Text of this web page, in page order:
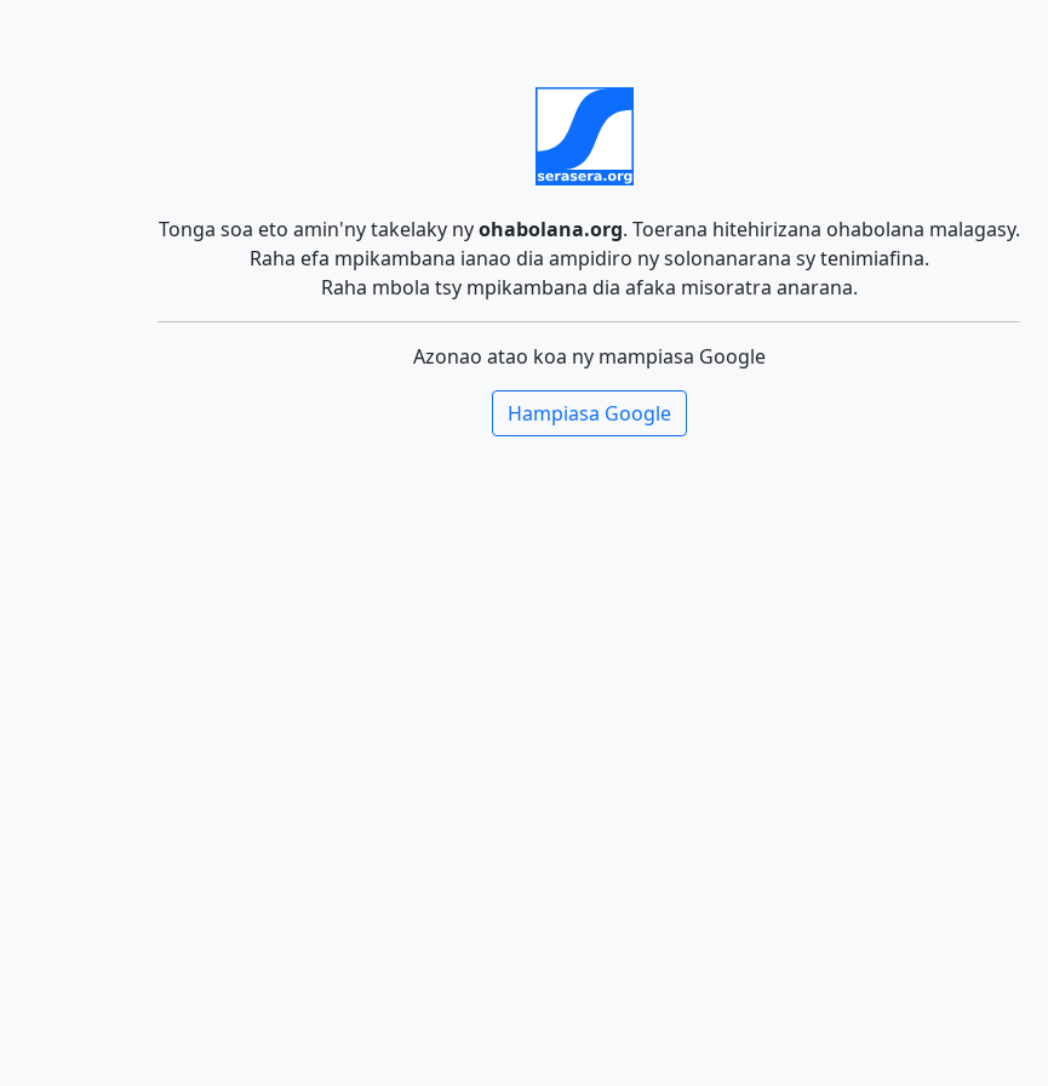
Tonga soa eto amin'ny takelaky nyohabolana.org. Toerana hitehirizana ohabolana malagasy.
Raha efa mpikambana ianao dia ampidiro ny solonanarana sy tenimiafina.
Raha mbola tsy mpikambana dia afaka misoratra anarana.
Azonao atao koa ny mampiasa Google
Hampiasa Google